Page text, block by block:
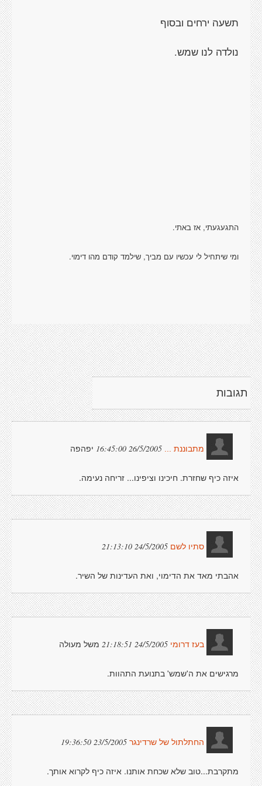
תשעה ירחים ובסוף
נולדה לנו שמש.
התגעגעתי, אז באתי.
ומי שיתחיל לי עכשיו עם מביך, שילמד קודם מהו דימוי.
תגובות
מתבוננת ... 26/5/2005 16:45:00 יפהפה
איזה כיף שחזרת. חיכינו וציפינו... זריחה נעימה.
סתיו לשם 24/5/2005 21:13:10
אהבתי מאד את הדימוי, ואת העדינות של השיר.
בעז דרומי 24/5/2005 21:18:51 משל מעולה
מרגישים את ה'שמש' בתנועת התהוות.
החתלתול של שרדינגר 23/5/2005 19:36:50
מתקרבת...טוב שלא שכחת אותנו. איזה כיף לקרוא אותך.